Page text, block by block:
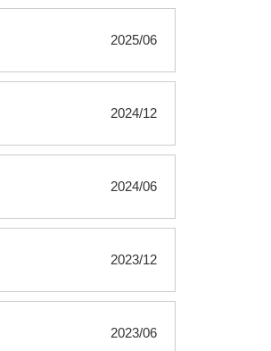
2025/06
2024/12
2024/06
2023/12
2023/06